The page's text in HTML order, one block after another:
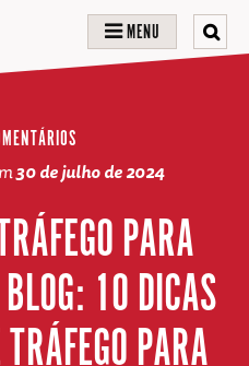
MENU
30 de julho de 2024
PARA
10 DICAS
PARA